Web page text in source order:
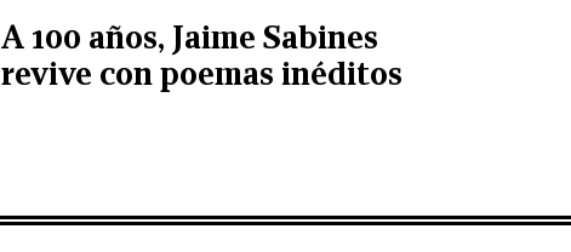
A 100 años, Jaime Sabines
revive con poemas inéditos